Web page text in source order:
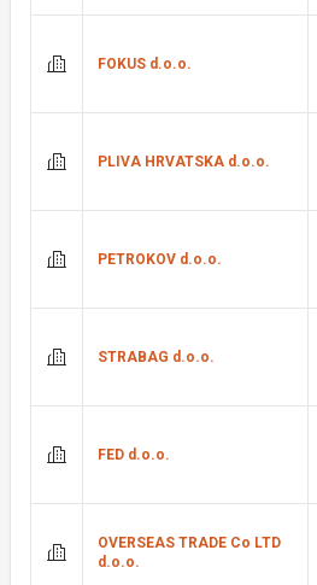
FOKUS d.o.o.
PLIVA HRVATSKA d.o.o.
PETROKOV d.o.o.
STRABAG d.o.o.
FED d.o.o.
OVERSEAS TRADE Co LTD
d.o.o.